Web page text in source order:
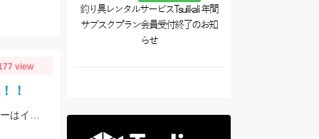
view
！
釣り具レンタルサービスTsulikali 年間
サブスクプラン会員受付終了のお知
らせ